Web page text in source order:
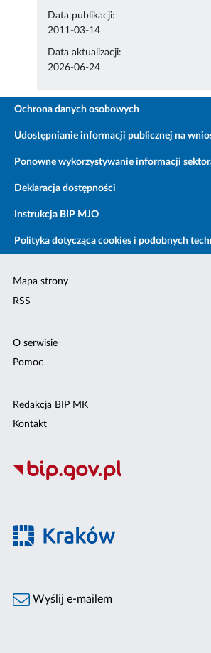
Data publikacji:
2011-03-14
Data aktualizacji:
2026-06-24
Ochrona danych osobowych
Udostępnianie informacji publicznej na
Ponowne wykorzystywanie informacji
Deklaracja dostępności
Instrukcja BIP MJO
Polityka dotycząca cookies i podobnych
Mapa strony
RSS
O serwisie
Pomoc
Redakcja BIP MK
Kontakt
Wyślij e-mailem